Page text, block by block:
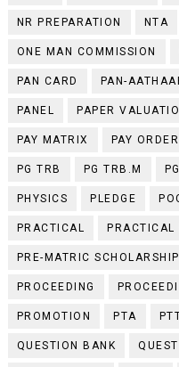
NR PREPARATION NTA
ONE MAN COMMISSION
PAN CARD PAN-
PANEL PAPER
PAY MATRIX PAY ORDER
PG TRB PG TRB.M
PHYSICS PLEDGE
PRACTICAL PRACTICAL
PRE-MATRIC SCHOLARSHIP
PROCEEDING
PROMOTION PTA
QUESTION BANK